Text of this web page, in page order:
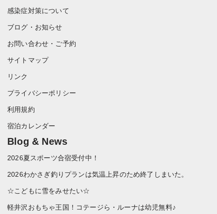
感染症対策について
ブログ・お知らせ
お問い合わせ・ご予約
サイトマップ
リンク
プライバシーポリシー
利用規約
宿泊カレンダー
Blog & News
2026夏スポーツ合宿受付中！
2026わかさぎ釣りプランは気温上昇のため終了しまいた。
☆こどもに雪をみせたい☆
軽井沢おもちゃ王国！コテージら・ルーナは幼児無料♪